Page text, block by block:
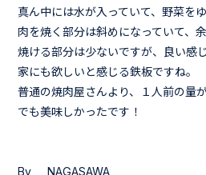
真ん中には水が入っていて、野菜を
肉を焼く部分は斜めになっていて、
焼ける部分は少ないですが、良い感じ
家にも欲しいと感じる鉄板ですね。
普通の焼肉屋さんより、１人前の量
でも美味しかったです！
By NAGASAWA